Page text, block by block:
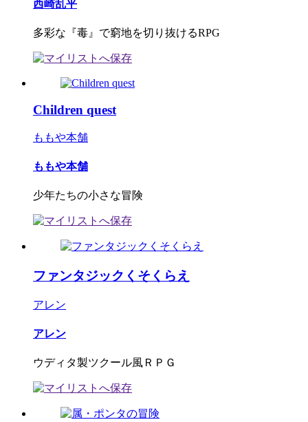
西崎乱平
多彩な『毒』で窮地を切り抜けるRPG
Children quest
ももや本舗
ももや本舗
少年たちの小さな冒険
ファンタジックくそくらえ
アレン
アレン
ウディタ製ツクール風ＲＰＧ